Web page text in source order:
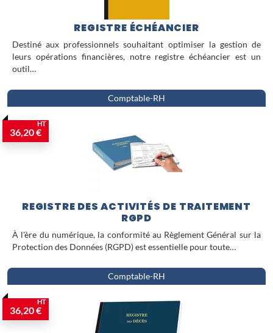
REGISTRE ÉCHÉANCIER
Destiné aux professionnels souhaitant optimiser la gestion de
leurs opérations financières, notre registre échéancier est un
outil…
Comptable-RH
36,20 €
HT
REGISTRE DES ACTIVITÉS DE TRAITEMENT
RGPD
À l'ère du numérique, la conformité au Règlement Général sur la
Protection des Données (RGPD) est essentielle pour toute…
Comptable-RH
36,20 €
HT